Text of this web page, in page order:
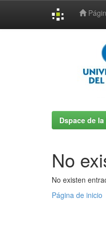
Dspace de
No
No existen
Página de inicio